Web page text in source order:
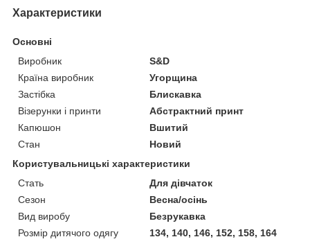
Характеристики
Основні
Виробник
S&D
Країна виробник
Угорщина
Застібка
Блискавка
Візерунки і принти
Абстрактний принт
Капюшон
Вшитий
Стан
Новий
Користувальницькі характеристики
Стать
Для дівчаток
Сезон
Весна/осінь
Вид виробу
Безрукавка
Розмір дитячого одягу
134, 140, 146, 152, 158, 164